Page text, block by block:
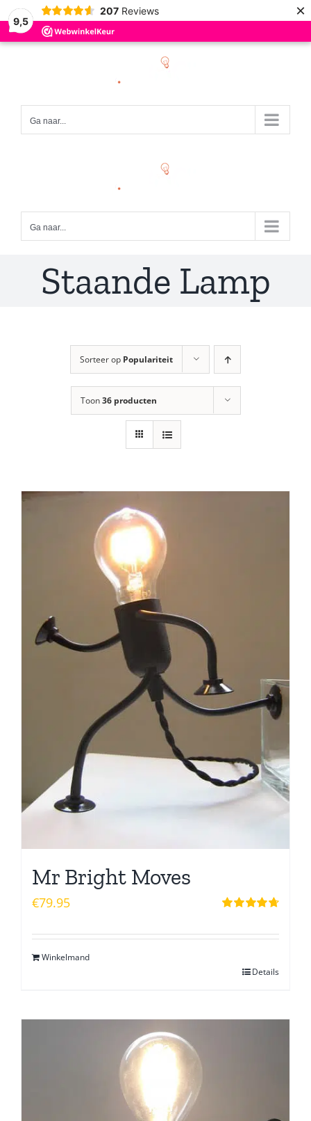
9,5
207 Reviews ×
Ga naar...
Ga naar...
Staande Lamp
Sorteer op Populariteit
Toon36 producten
Mr Bright Moves
€79.95
Winkelmand
Details